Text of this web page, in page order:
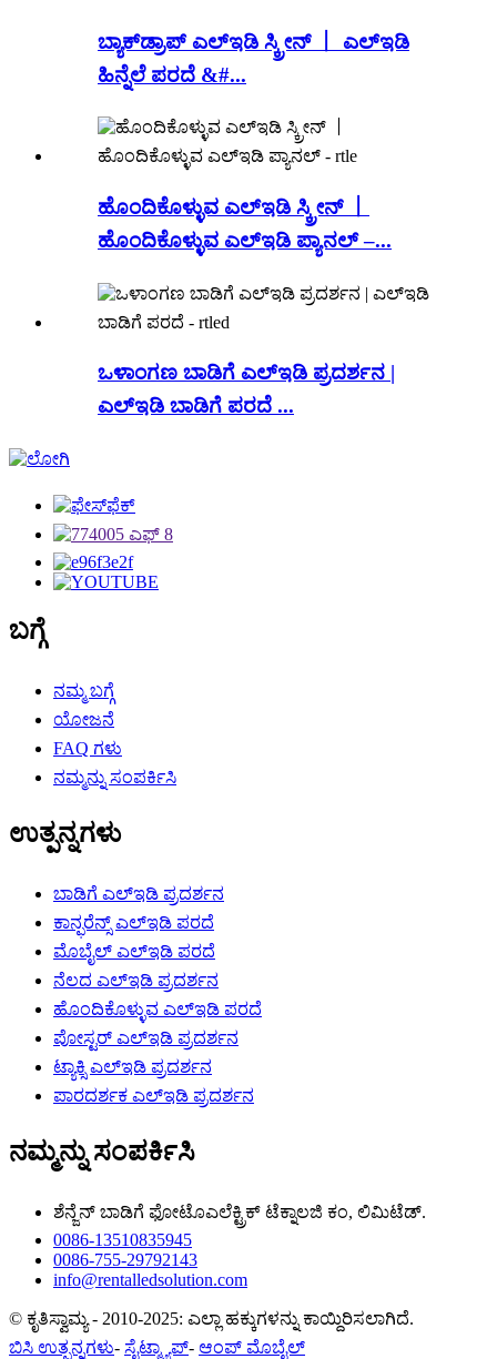
ಬ್ಯಾಕ್‌ಡ್ರಾಪ್ ಎಲ್ಇಡಿ ಸ್ಕ್ರೀನ್ 丨 ಎಲ್ಇಡಿ
ಹಿನ್ನೆಲೆ ಪರದೆ &#...
ಹೊಂದಿಕೊಳ್ಳುವ ಎಲ್ಇಡಿ ಸ್ಕ್ರೀನ್ 丨
ಹೊಂದಿಕೊಳ್ಳುವ ಎಲ್ಇಡಿ ಪ್ಯಾನಲ್ –...
ಒಳಾಂಗಣ ಬಾಡಿಗೆ ಎಲ್ಇಡಿ ಪ್ರದರ್ಶನ |
ಎಲ್ಇಡಿ ಬಾಡಿಗೆ ಪರದೆ ...
ಬಗ್ಗೆ
ನಮ್ಮ ಬಗ್ಗೆ
ಯೋಜನೆ
FAQ ಗಳು
ನಮ್ಮನ್ನು ಸಂಪರ್ಕಿಸಿ
ಉತ್ಪನ್ನಗಳು
ಬಾಡಿಗೆ ಎಲ್ಇಡಿ ಪ್ರದರ್ಶನ
ಕಾನ್ಫರೆನ್ಸ್ ಎಲ್ಇಡಿ ಪರದೆ
ಮೊಬೈಲ್ ಎಲ್ಇಡಿ ಪರದೆ
ನೆಲದ ಎಲ್ಇಡಿ ಪ್ರದರ್ಶನ
ಹೊಂದಿಕೊಳ್ಳುವ ಎಲ್ಇಡಿ ಪರದೆ
ಪೋಸ್ಟರ್ ಎಲ್ಇಡಿ ಪ್ರದರ್ಶನ
ಟ್ಯಾಕ್ಸಿ ಎಲ್ಇಡಿ ಪ್ರದರ್ಶನ
ಪಾರದರ್ಶಕ ಎಲ್ಇಡಿ ಪ್ರದರ್ಶನ
ನಮ್ಮನ್ನು ಸಂಪರ್ಕಿಸಿ
ಶೆನ್ಜೆನ್ ಬಾಡಿಗೆ ಫೋಟೊಎಲೆಕ್ಟ್ರಿಕ್ ಟೆಕ್ನಾಲಜಿ ಕಂ, ಲಿಮಿಟೆಡ್.
0086-13510835945
0086-755-29792143
info@rentalledsolution.com
© ಕೃತಿಸ್ವಾಮ್ಯ - 2010-2025: ಎಲ್ಲಾ ಹಕ್ಕುಗಳನ್ನು ಕಾಯ್ದಿರಿಸಲಾಗಿದೆ.
ಬಿಸಿ ಉತ್ಪನ್ನಗಳು- ಸೈಟ್ಮ್ಯಾಪ್- ಆಂಪ್ ಮೊಬೈಲ್